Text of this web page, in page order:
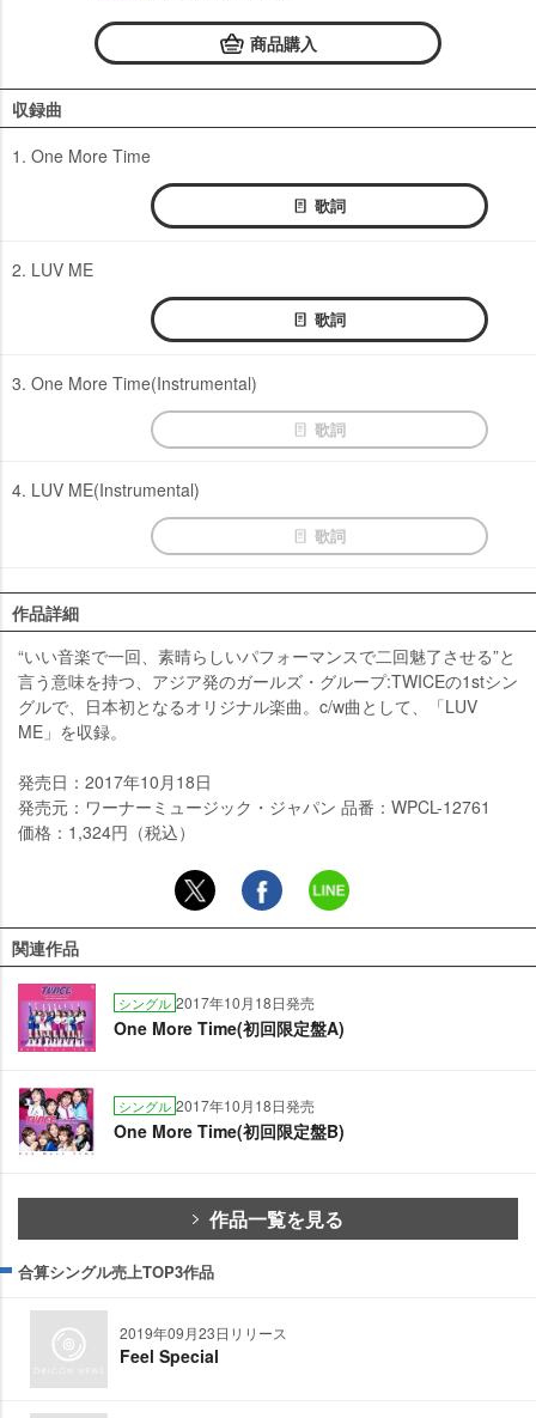
商品購入
収録曲
1. One More Time
歌詞
2. LUV ME
歌詞
3. One More Time(Instrumental)
歌詞
4. LUV ME(Instrumental)
歌詞
作品詳細
“いい音楽で一回、素晴らしいパフォーマンスで二回魅了させる”と
言う意味を持つ、アジア発のガールズ・グループ:TWICEの1stシン
グルで、日本初となるオリジナル楽曲。c/w曲として、「LUV
ME」を収録。
発売日：2017年10月18日
発売元：ワーナーミュージック・ジャパン 品番：WPCL-12761
価格：1,324円（税込）
関連作品
シングル 2017年10月18日発売
One More Time(初回限定盤A)
シングル 2017年10月18日発売
One More Time(初回限定盤B)
作品一覧を見る
合算シングル売上TOP3作品
2019年09月23日リリース
Feel Special